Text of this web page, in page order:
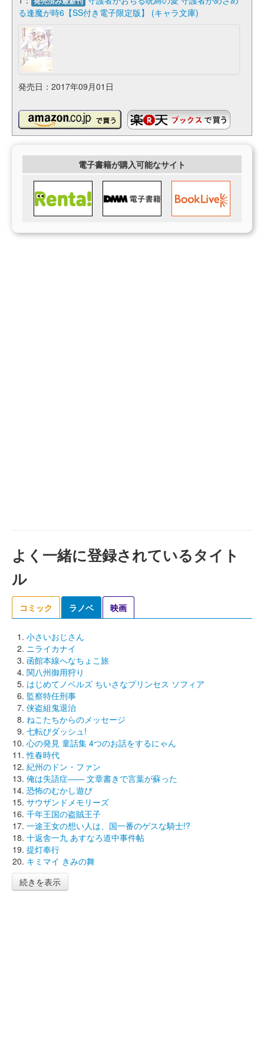
る逢魔が時6【SS付き電子限定版】 (キャラ文庫)
発売日：2017年09月01日
電子書籍が購入可能なサイト
よく一緒に登録されているタイト
ル
コミック ラノベ 映画
小さいおじさん
ニライカナイ
函館本線へなちょこ旅
関八州御用狩り
はじめてノベルズ ちいさなプリンセス ソフィア
監察特任刑事
侠盗組鬼退治
ねこたちからのメッセージ
七転びダッシュ!
心の発見 童話集 4つのお話をするにゃん
性春時代
紀州のドン・ファン
俺は失語症―― 文章書きで言葉が蘇った
恐怖のむかし遊び
サウザンドメモリーズ
千年王国の盗賊王子
一途王女の想い人は、国一番のゲスな騎士!?
十返舎一九 あすなろ道中事件帖
提灯奉行
キミマイ きみの舞
続きを表示